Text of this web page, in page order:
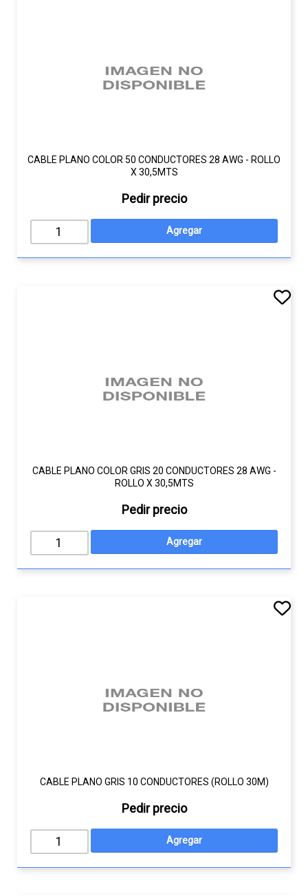
CABLE PLANO COLOR 50 CONDUCTORES 28 AWG - ROLLO
X 30,5MTS
Pedir precio
CABLE PLANO COLOR GRIS 20 CONDUCTORES 28 AWG -
ROLLO X 30,5MTS
Pedir precio
CABLE PLANO GRIS 10 CONDUCTORES (ROLLO 30M)
Pedir precio